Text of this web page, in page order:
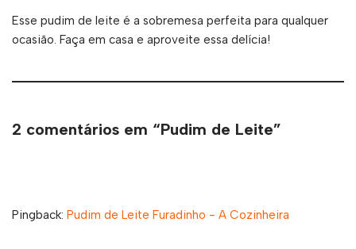
Esse pudim de leite é a sobremesa perfeita para qualquer
ocasião. Faça em casa e aproveite essa delícia!
2 comentários em “Pudim de Leite”
Pingback: Pudim de Leite Furadinho - A Cozinheira